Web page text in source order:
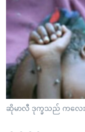
ကြည့်
ရန်
ပင်မ
ညွန်း
စာမျက်နှာ
သို့
ကျော်
အမေရိကန်သုံးအီဒီယံ
မကြေးမုံရဲ့ အင်္ဂလိပ်စာ
ရုပ်ရှင်ထဲက အင်္ဂလိပ်စာ
သုတပဒေသာ အင်္ဂလိပ်
အပတ်စဉ်ကဏ္ဍများ
ရေဒီယို
တီဗွီ
ရေဒီယိုနှင့်ရုပ်သံ အချ
ရေဒီယို/တီဗွီအစီအစဉ်
Learning English
ဗွီအိုအေ လူမှုကွန်ယက်မျာ
ဆိုမာလီ ဒုက္ခသည် ကလေး